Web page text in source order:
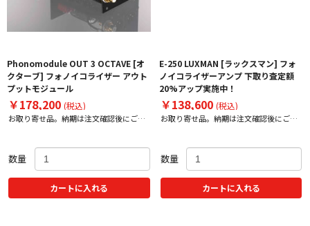
Phonomodule OUT 3 OCTAVE [オ
クターブ] フォノイコライザー アウト
プットモジュール
￥178,200 (税込)
お取り寄せ品。納期は注文確認後にご案
数量
カートに入れる
E-250 LUXMAN [ラックスマン] フォ
ノイコライザーアンプ 下取り査定額
20%アップ実施中！
￥138,600 (税込)
お取り寄せ品。納期は注文確認後にご案
数量
カートに入れる